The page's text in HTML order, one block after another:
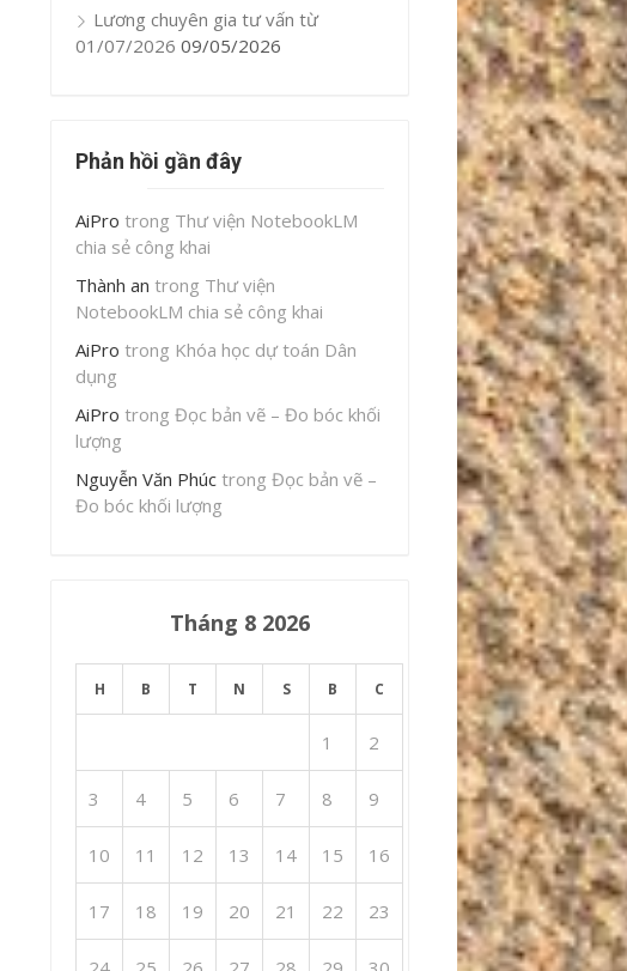
Lương chuyên gia tư vấn từ
01/07/2026 09/05/2026
Phản hồi gần đây
AiPro trong Thư viện NotebookLM
chia sẻ công khai
Thành an trong Thư viện
NotebookLM chia sẻ công khai
AiPro trong Khóa học dự toán Dân
dụng
AiPro trong Đọc bản vẽ – Đo bóc khối
lượng
Nguyễn Văn Phúc trong Đọc bản vẽ –
Đo bóc khối lượng
Tháng 8 2026
H B T N S B C
1 2
3 4 5 6 7 8 9
10 11 12 13 14 15 16
17 18 19 20 21 22 23